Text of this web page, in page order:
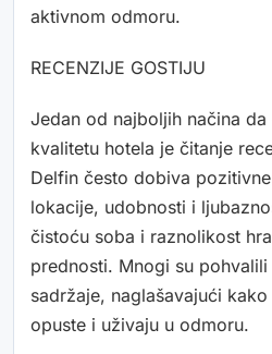
aktivnom odmoru.
RECENZIJE GOSTIJU
Jedan od najboljih načina
kvalitetu hotela je čitanje
Delfin često dobiva
lokacije, udobnosti i
čistoću soba i raznolikost
prednosti. Mnogi su
sadržaje, naglašavajući
opuste i uživaju u odmoru.